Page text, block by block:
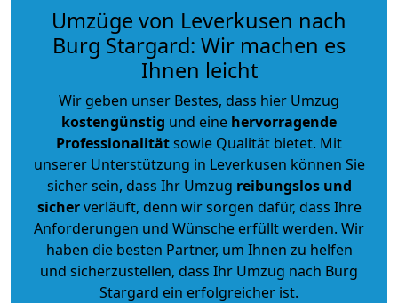
Umzüge von Leverkusen nach
Burg Stargard: Wir machen es
Ihnen leicht
Wir geben unser Bestes, dass hier Umzug
kostengünstig und eine hervorragende
Professionalitätsowie Qualität bietet. Mit
unserer Unterstützung in Leverkusen können Sie
sicher sein, dass Ihr Umzug reibungslos und
sicherverläuft, denn wir sorgen dafür, dass Ihre
Anforderungen und Wünsche erfüllt werden. Wir
haben die besten Partner, um Ihnen zu helfen
und sicherzustellen, dass Ihr Umzug nach Burg
Stargard ein erfolgreicher ist.